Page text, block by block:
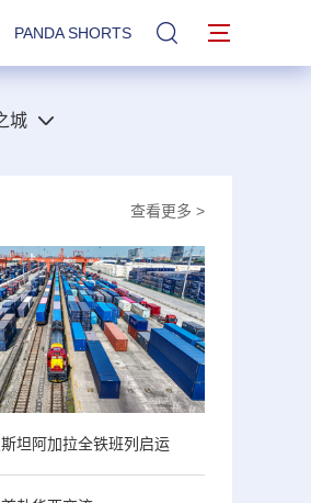
PANDA SHORTS 站内搜索
城
查看更多 >
坦阿加拉全铁班列启运